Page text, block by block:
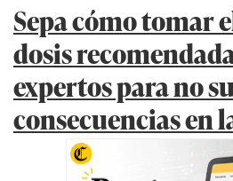
Sepa cómo tomar
dosis
expertos para no
consecuencias en